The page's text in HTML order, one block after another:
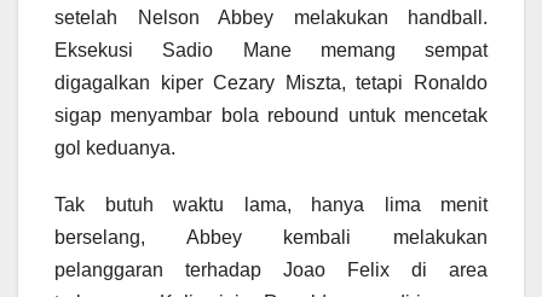
setelah Nelson Abbey melakukan handball.
Eksekusi Sadio Mane memang sempat
digagalkan kiper Cezary Miszta, tetapi Ronaldo
sigap menyambar bola rebound untuk mencetak
gol keduanya.
Tak butuh waktu lama, hanya lima menit
berselang, Abbey kembali melakukan
pelanggaran terhadap Joao Felix di area